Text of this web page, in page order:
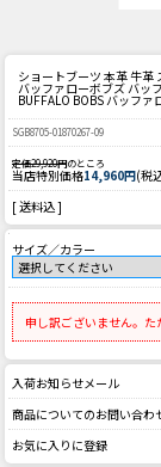
ショートブーツ 本革 牛革
バッファローボブズ バッ
BUFFALO BOBS バッファ
SGB8705-01870267-09
定価29,920円のところ
当店特別価格14,960円(税
[ 送料込 ]
サイズ／カラー
申し訳ございません。た
入荷お知らせメール
商品についてのお問い合わ
お気に入りに登録